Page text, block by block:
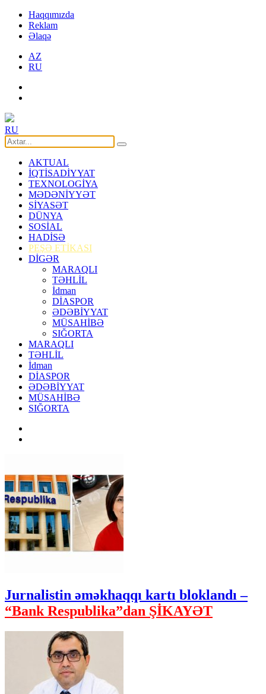
Haqqımızda
Reklam
Əlaqə
AZ
RU
RU
AKTUAL
İQTİSADİYYAT
TEXNOLOGİYA
MƏDƏNİYYƏT
SİYASƏT
DÜNYA
SOSİAL
HADİSƏ
PEŞƏ ETİKASI
DİGƏR
MARAQLI
TƏHLİL
İdman
DİASPOR
ƏDƏBİYYAT
MÜSAHİBƏ
SIĞORTA
MARAQLI
TƏHLİL
İdman
DİASPOR
ƏDƏBİYYAT
MÜSAHİBƏ
SIĞORTA
Jurnalistin əməkhaqqı kartı bloklandı –
“Bank Respublika”dan ŞİKAYƏT